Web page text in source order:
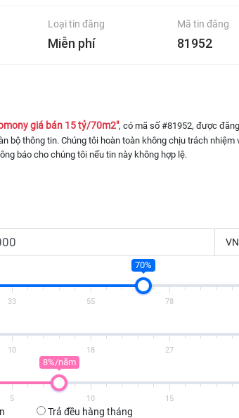
Loại tin đăng
Miễn phí
Mã tin đăng
81952
giá bán 15 tỷ/70m2", có mã số #81952, được đăng
bộ thông tin. Chúng tôi hoàn toàn không chịu trách nhiệm
báo cho chúng tôi nếu tin này không hợp lệ.
70%
33 55 78
10 18 27
8%/năm
5 10 15
Trả đều hàng tháng